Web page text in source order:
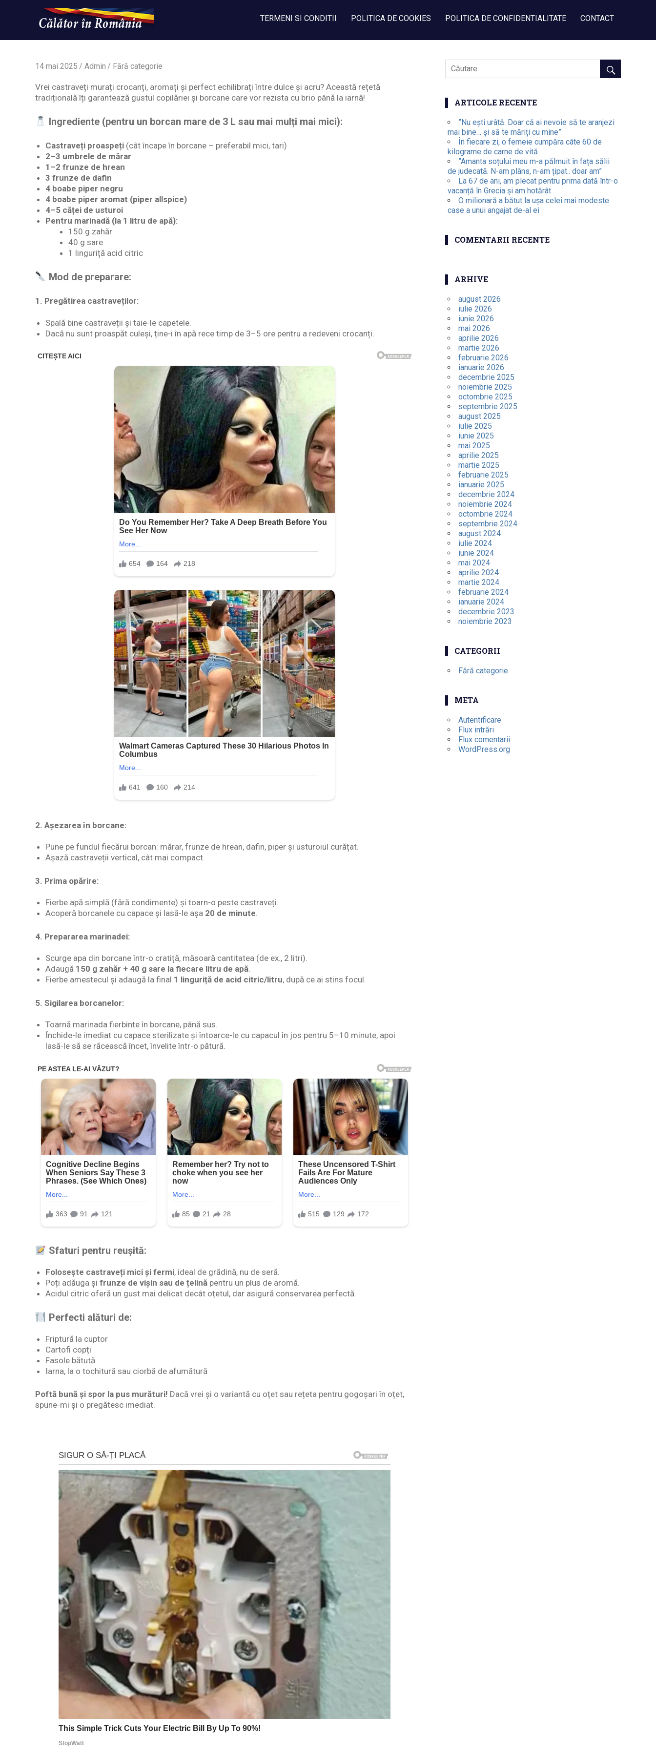
Calatorinromania
WordPress
TERMENI SI CONDITII POLITICA DE COOKIES POLITICA DE CONFIDENTIALITATE CONTACT
14 mai 2025 Admin Fără categorie
Vrei castraveți murați crocanți, aromați și perfect echilibrați între dulce și acru? Această rețetă
tradițională îți garantează gustul copilăriei și borcane care vor rezista cu brio până la iarnă!
Ingrediente (pentru un borcan mare de 3 L sau mai mulți mai mici):
Castraveți proaspeți (cât încape în borcane – preferabil mici, tari)
2–3 umbrele de mărar
1–2 frunze de hrean
3 frunze de dafin
4 boabe piper negru
4 boabe piper aromat (piper allspice)
4–5 căței de usturoi
Pentru marinadă (la 1 litru de apă):
150 g zahăr
40 g sare
1 linguriță acid citric
Mod de preparare:
1. Pregătirea castraveților:
Spală bine castraveții și taie-le capetele.
Dacă nu sunt proaspăt culeși, ține-i în apă rece timp de 3–5 ore pentru a redeveni crocanți.
2. Așezarea în borcane:
Pune pe fundul fiecărui borcan: mărar, frunze de hrean, dafin, piper și usturoiul curățat.
Așază castraveții vertical, cât mai compact.
3. Prima opărire:
Fierbe apă simplă (fără condimente) și toarn-o peste castraveți.
Acoperă borcanele cu capace și lasă-le așa 20 de minute.
4. Prepararea marinadei:
Scurge apa din borcane într-o cratiță, măsoară cantitatea (de ex., 2 litri).
Adaugă 150 g zahăr + 40 g sare la fiecare litru de apă.
Fierbe amestecul și adaugă la final 1 linguriță de acid citric/litru, după ce ai stins focul.
5. Sigilarea borcanelor:
Toarnă marinada fierbinte în borcane, până sus.
Închide-le imediat cu capace sterilizate și întoarce-le cu capacul în jos pentru 5–10 minute, apoi
lasă-le să se răcească încet, învelite într-o pătură.
Sfaturi pentru reușită:
Folosește castraveți mici și fermi, ideal de grădină, nu de seră.
Poți adăuga șifrunze de vișin sau de țelină pentru un plus de aromă.
Acidul citric oferă un gust mai delicat decât oțetul, dar asigură conservarea perfectă.
Perfecti alături de:
Friptură la cuptor
Cartofi copți
Fasole bătută
Iarna, la o tochitură sau ciorbă de afumătură
Poftă bună și spor la pus murături! Dacă vrei și o variantă cu oțet sau rețeta pentru gogoșari în oțet,
spune-mi și o pregătesc imediat.
ARTICOLE RECENTE
”Nu ești urâtă. Doar că ai nevoie să te aranjezi
mai bine… și să te măriți cu mine”
În fiecare zi, o femeie cumpăra câte 60 de
kilograme de carne de vită
”Amanta soțului meu m-a pălmuit în fața sălii
de judecată. N-am plâns, n-am țipat.. doar am”
La 67 de ani, am plecat pentru prima dată într-o
vacanță în Grecia și am hotărât
O milionară a bătut la ușa celei mai modeste
case a unui angajat de-al ei
COMENTARII RECENTE
ARHIVE
august 2026
iulie 2026
iunie 2026
mai 2026
aprilie 2026
martie 2026
februarie 2026
ianuarie 2026
decembrie 2025
noiembrie 2025
octombrie 2025
septembrie 2025
august 2025
iulie 2025
iunie 2025
mai 2025
aprilie 2025
martie 2025
februarie 2025
ianuarie 2025
decembrie 2024
noiembrie 2024
octombrie 2024
septembrie 2024
august 2024
iulie 2024
iunie 2024
mai 2024
aprilie 2024
martie 2024
februarie 2024
ianuarie 2024
decembrie 2023
noiembrie 2023
CATEGORII
Fără categorie
META
Autentificare
Flux intrări
Flux comentarii
WordPress.org